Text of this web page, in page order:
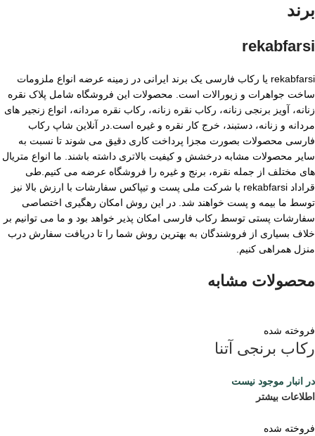
برند
rekabfarsi
rekabfarsi یا رکاب فارسی یک برند ایرانی در زمینه عرضه انواع ملزومات
ساخت جواهرات و زیورالات است. محصولات این فروشگاه شامل پلاک نقره
زنانه، آویز برنجی زنانه، رکاب نقره زنانه، رکاب نقره مردانه، انواع زنجیر های
مردانه و زنانه، دستبند، خرج کار نقره و غیره است.در آنلاین شاپ رکاب
فارسی محصولات بصورت مجزا پرداخت کاری دقیق می شوند تا نسبت به
سایر محصولات مشابه درخشش و کیفیت بالاتری داشته باشند. ما انواع متریال
های مختلف از جمله نقره، برنج و غیره را فروشگاه عرضه می کنیم.طی
قراداد rekabfarsi با شرکت ملی پست و تیپاکس سفارشات با ارزش بالا نیز
توسط ما بیمه و پست خواهند شد. در این روش امکان رهگیری اختصاصی
سفارشات پستی توسط رکاب فارسی امکان پذیر خواهد بود و ما می توانیم بر
خلاف بسیاری از فروشندگان به بهترین روش شما را تا دریافت سفارش درب
منزل همراهی کنیم.
محصولات مشابه
فروخته شده
رکاب برنجی آتنا
در انبار موجود نیست
اطلاعات بیشتر
فروخته شده